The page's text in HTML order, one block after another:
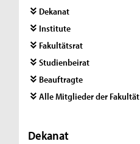
Dekanat
Institute
Fakultätsrat
Studienbeirat
Beauftragte
Alle Mitglieder der Fakultät
Dekanat